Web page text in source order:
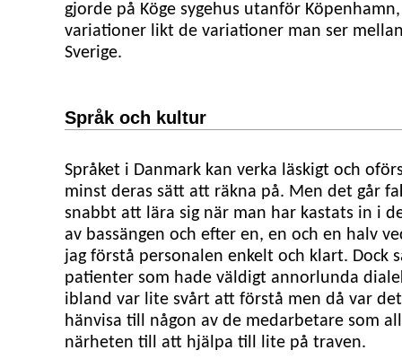
gjorde på Köge sygehus utanför
variationer likt de variationer man ser
Sverige.
Språk och kultur
Språket i Danmark kan verka läskigt och
minst deras sätt att räkna på. Men det går
snabbt att lära sig när man har kastats in i
av bassängen och efter en, en och en halv
jag förstå personalen enkelt och klart. Dock
patienter som hade väldigt annorlunda
ibland var lite svårt att förstå men då var
hänvisa till någon av de medarbetare som
närheten till att hjälpa till lite på traven.